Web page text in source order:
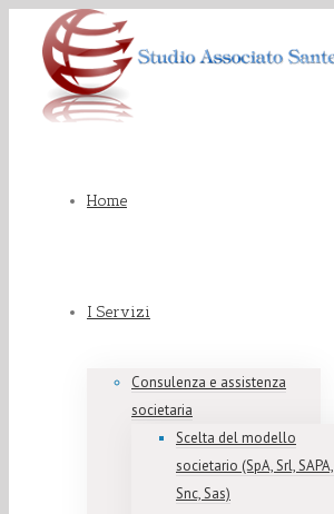
Home
I Servizi
Consulenza e assistenza
societaria
Scelta del modello
societario (SpA, Srl, SAPA,
Snc, Sas)